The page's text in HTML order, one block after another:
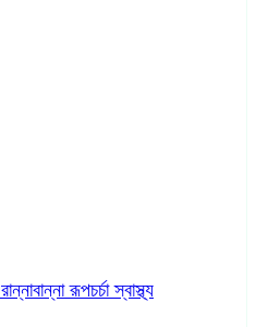
রান্নাবান্নারূপচর্চাস্বাস্থ্য